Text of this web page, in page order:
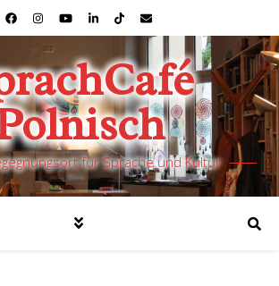
für Sprache und Kultur